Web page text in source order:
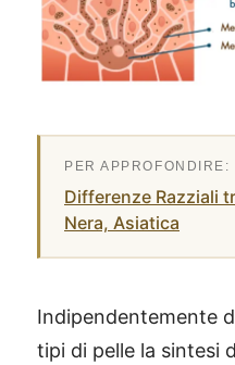
Differenze Razziali
Nera, Asiatica
Indipendentemente
tipi di pelle la sintesi